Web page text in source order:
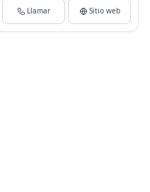
Llamar Sitio web